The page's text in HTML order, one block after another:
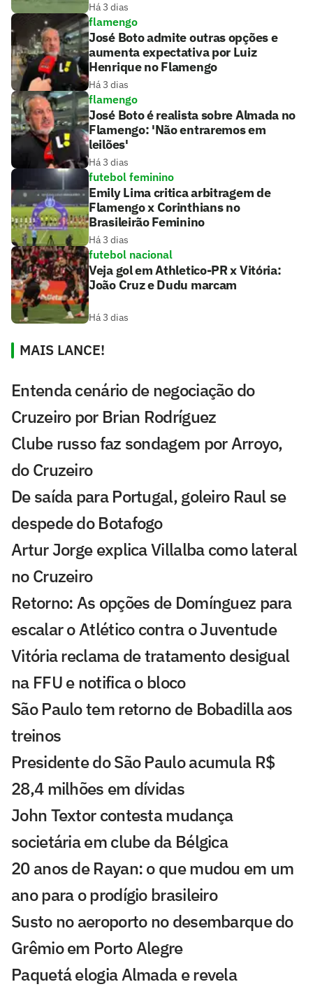
Há 3 dias
flamengo
José Boto admite outras opções e
aumenta expectativa por Luiz
Henrique no Flamengo
Há 3 dias
flamengo
José Boto é realista sobre Almada no
Flamengo: 'Não entraremos em
leilões'
Há 3 dias
futebol feminino
Emily Lima critica arbitragem de
Flamengo x Corinthians no
Brasileirão Feminino
Há 3 dias
futebol nacional
Veja gol em Athletico-PR x Vitória:
João Cruz e Dudu marcam
Há 3 dias
MAIS LANCE!
Entenda cenário de negociação do
Cruzeiro por Brian Rodríguez
Clube russo faz sondagem por Arroyo,
do Cruzeiro
De saída para Portugal, goleiro Raul se
despede do Botafogo
Artur Jorge explica Villalba como lateral
no Cruzeiro
Retorno: As opções de Domínguez para
escalar o Atlético contra o Juventude
Vitória reclama de tratamento desigual
na FFU e notifica o bloco
São Paulo tem retorno de Bobadilla aos
treinos
Presidente do São Paulo acumula R$
28,4 milhões em dívidas
John Textor contesta mudança
societária em clube da Bélgica
20 anos de Rayan: o que mudou em um
ano para o prodígio brasileiro
Susto no aeroporto no desembarque do
Grêmio em Porto Alegre
Paquetá elogia Almada e revela